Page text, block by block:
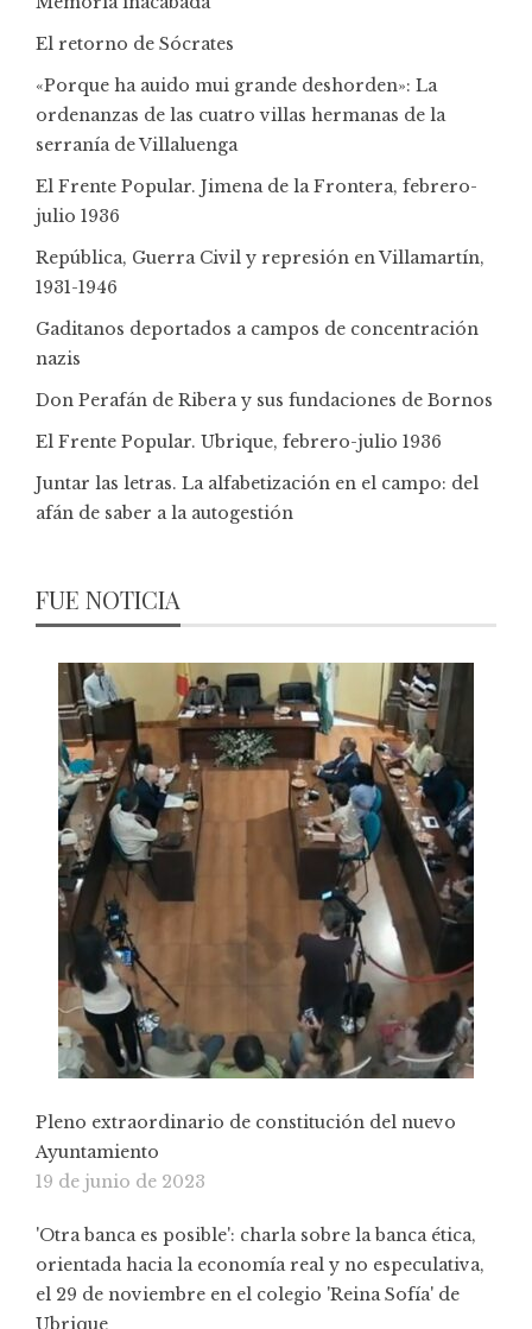
El retorno de Sócrates
«Porque ha auido mui grande deshorden»: La
ordenanzas de las cuatro villas hermanas de la
serranía de Villaluenga
El Frente Popular. Jimena de la Frontera, febrero-
julio 1936
República, Guerra Civil y represión en Villamartín,
1931-1946
Gaditanos deportados a campos de concentración
nazis
Don Perafán de Ribera y sus fundaciones de Bornos
El Frente Popular. Ubrique, febrero-julio 1936
Juntar las letras. La alfabetización en el campo: del
afán de saber a la autogestión
FUE NOTICIA
Pleno extraordinario de constitución del nuevo
Ayuntamiento
19 de junio de 2023
'Otra banca es posible': charla sobre la banca ética,
orientada hacia la economía real y no especulativa,
el 29 de noviembre en el colegio 'Reina Sofía' de
Ubrique